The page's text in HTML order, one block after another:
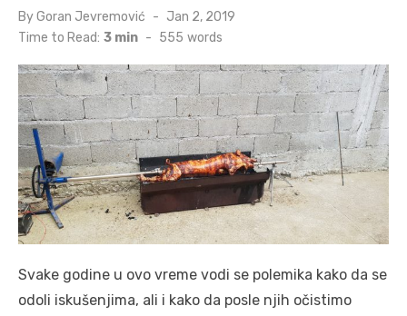
ByGoran Jevremović
Posted
on
Jan 2, 2019
Time to Read: 3 min - 555 words
Svake godine u ovo vreme vodi se polemika kako da se
odoli iskušenjima, ali i kako da posle njih očistimo